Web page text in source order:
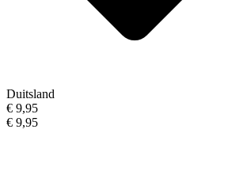
Duitsland
€ 9,95
€ 9,95